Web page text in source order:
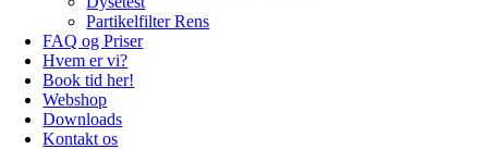
Partikelfilter Rens
FAQ og Priser
Hvem er vi?
Book tid her!
Webshop
Downloads
Kontakt os